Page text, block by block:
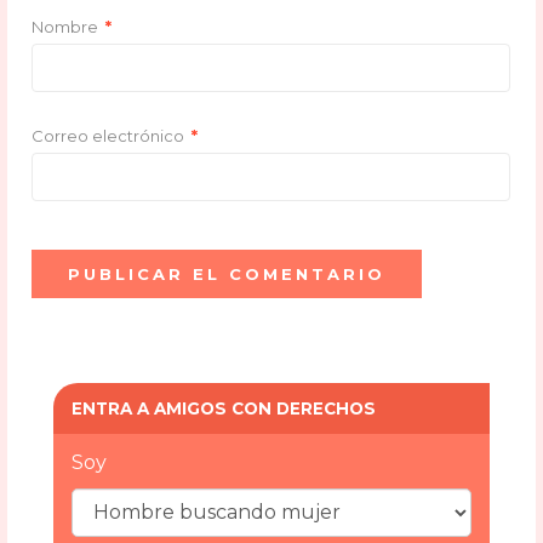
Nombre *
Correo electrónico *
ENTRA A AMIGOS CON DERECHOS
Soy